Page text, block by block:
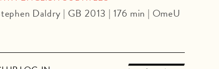
Daldry | GB 2013 | 176 min | OmeU